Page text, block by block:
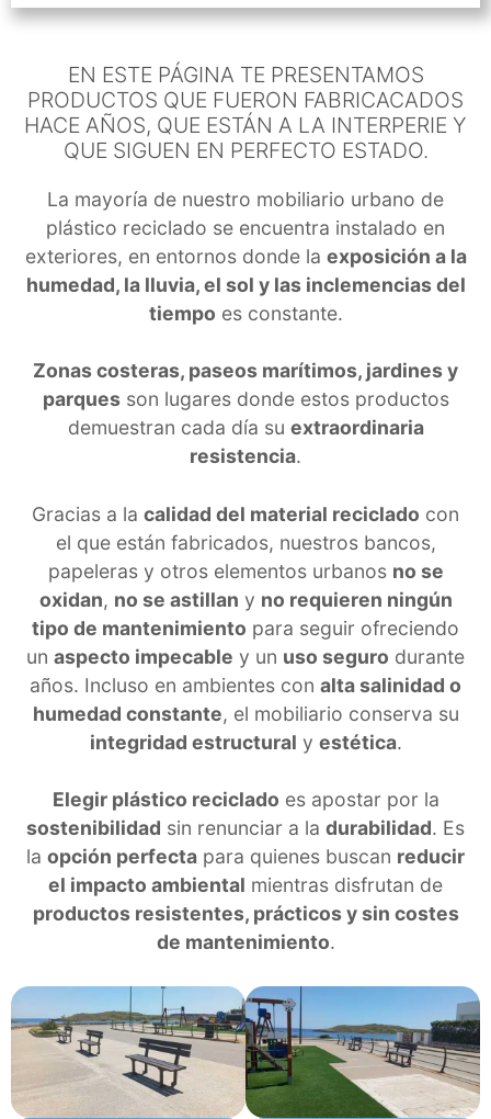
EN ESTE PÁGINA TE PRESENTAMOS
PRODUCTOS QUE FUERON FABRICACADOS
HACE AÑOS, QUE ESTÁN A LA INTERPERIE Y
QUE SIGUEN EN PERFECTO ESTADO.
La mayoría de nuestro mobiliario urbano de
plástico reciclado se encuentra instalado en
exteriores, en entornos donde la exposición a la
humedad, la lluvia, el sol y las inclemencias del
tiempo es constante.
Zonas costeras, paseos marítimos, jardines y
parques son lugares donde estos productos
demuestran cada día su extraordinaria
resistencia.
Gracias a la calidad del material reciclado con
el que están fabricados, nuestros bancos,
papeleras y otros elementos urbanos no se
oxidan, no se astillan y no requieren ningún
tipo de mantenimiento para seguir ofreciendo
un aspecto impecable y un uso seguro durante
años. Incluso en ambientes con alta salinidad o
humedad constante, el mobiliario conserva su
integridad estructural y estética.
Elegir plástico reciclado es apostar por la
sostenibilidad sin renunciar a la durabilidad. Es
la opción perfecta para quienes buscan reducir
el impacto ambiental mientras disfrutan de
productos resistentes, prácticos y sin costes
de mantenimiento.